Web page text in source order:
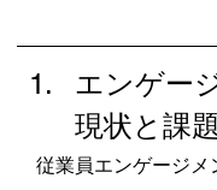
エンゲー
現状と課題
従業員エンゲージメ